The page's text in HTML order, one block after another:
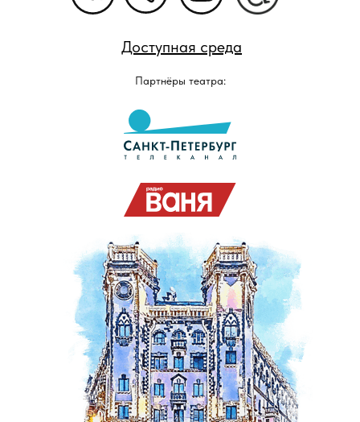
Партнёры театра:
Доступная среда